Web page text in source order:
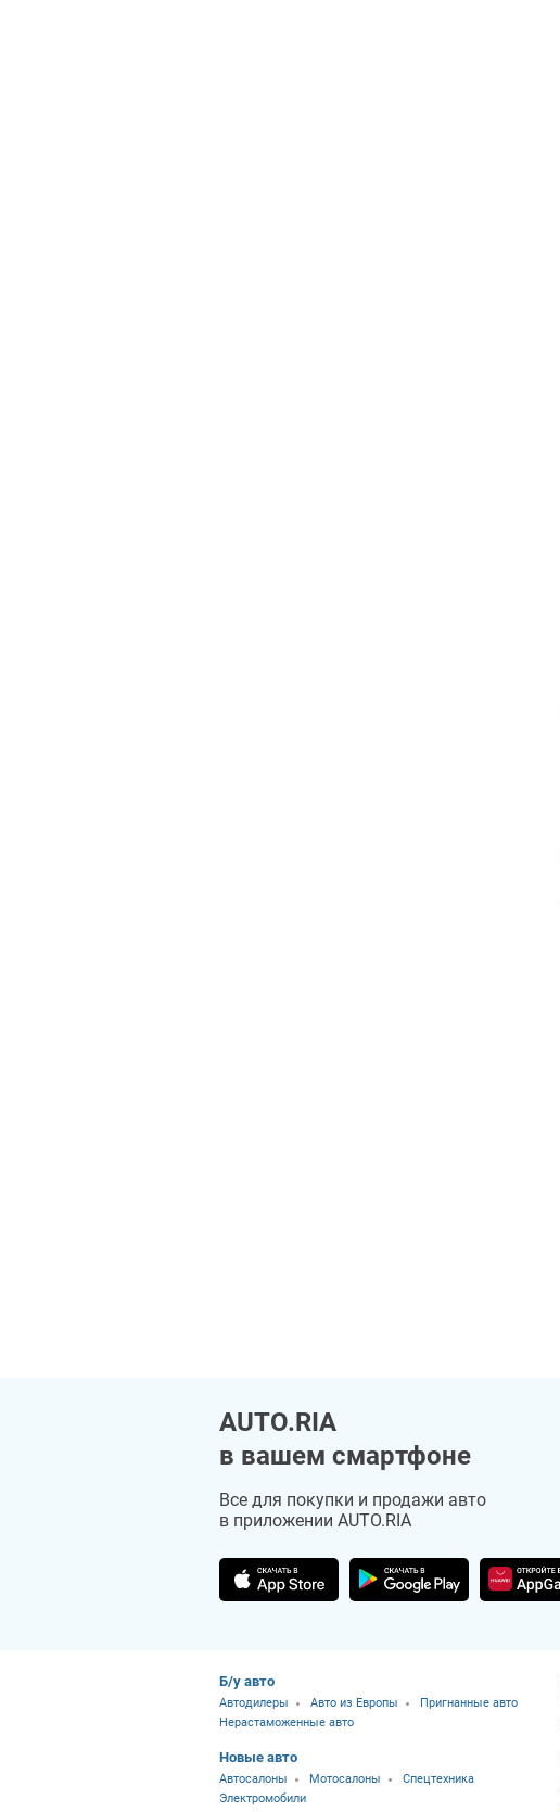
AUTO.RIA
в вашем смартфоне
Все для покупки и продажи авто
в приложении AUTO.RIA
Б/у авто
Автодилеры Авто из Европы
Пригнанные авто
Нерастаможенные авто
Новые авто
Автосалоны Мотосалоны
Спецтехника
Электромобили